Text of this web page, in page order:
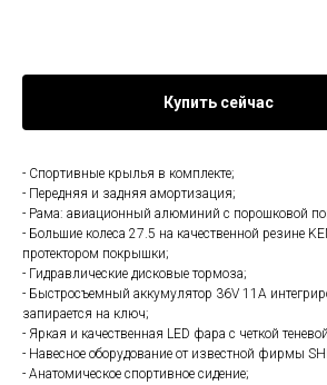
Купить сейчас
- Спортивные крылья в комплекте;
- Передняя и задняя амортизация;
- Рама: авиационный алюминий с порошковой
- Большие колеса 27.5 на качественной резине
протектором покрышки;
- Гидравлические дисковые тормоза;
- Быстросъемный аккумулятор 36V 11A
запирается на ключ;
- Яркая и качественная LED фара с четкой
- Навесное оборудование от известной фирмы
- Анатомическое спортивное сидение;